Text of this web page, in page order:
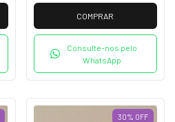
COMPRAR
Consulte-nos pelo
WhatsApp
30% OFF